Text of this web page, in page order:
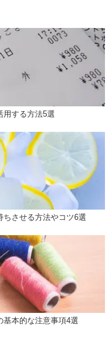
用する方法5選
させる方法やコツ6選
基本的な注意事項4選